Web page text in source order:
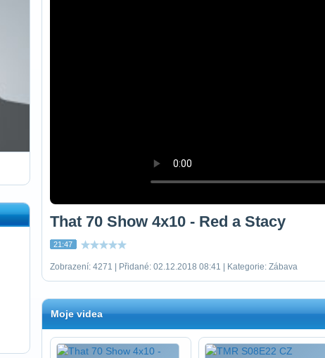
That 70 Show 4x10 - Red a Stacy
21:47
Zobrazení: 4271 | Přidané: 02.12.2018 08:41 | Kategorie: Zábava
Moje videa